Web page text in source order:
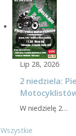
Lip 28, 2026
2 niedziela:
W niedzielę 2…
Wszystkie